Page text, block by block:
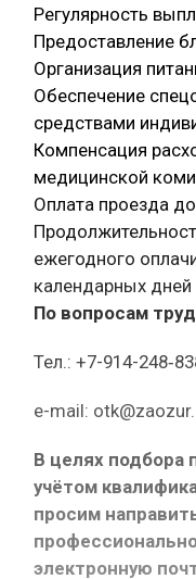
Регулярность
Предоставление
Организация
Обеспечение
средствами
Компенсация
медицинской
Оплата проезда
ежегодного
календарных дней
По вопросам
Тел.: +7-914-
e-mail:
В целях подбора
учётом
просим
электронную